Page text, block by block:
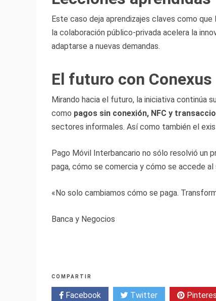
Este caso deja aprendizajes claves como
la colaboración público-privada acelera la
adaptarse a nuevas demandas.
El futuro con Conexus
Mirando hacia el futuro, la iniciativa continúa
como pagos sin conexión, NFC y
sectores informales. Así como también el
Pago Móvil Interbancario no sólo resolvió un
paga, cómo se comercia y cómo se accede al
«No solo cambiamos cómo se paga.
Banca y Negocios
COMPARTIR
Facebook Twitter